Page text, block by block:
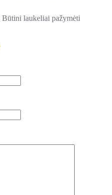
Būtini laukeliai pažymėti